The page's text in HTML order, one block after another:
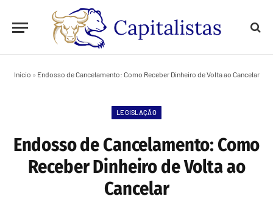
Início » Endosso de Cancelamento: Como Receber Dinheiro de Volta ao Cancelar
LEGISLAÇÃO
Endosso de Cancelamento: Como
Receber Dinheiro de Volta ao
Cancelar